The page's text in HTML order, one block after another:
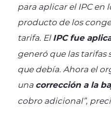
para aplicar el IPC en
producto de los
tarifa. ElIPC fue
generó que las tarifas
que debía. Ahora el
una corrección a la
cobro adicional”,